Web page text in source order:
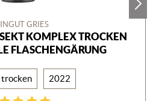
GRIES
KOMPLEX TROCKEN
FLASCHENGÄRUNG
trocken 2022